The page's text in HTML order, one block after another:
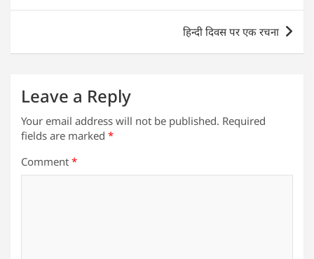
p o
k
n
हिन्दी दिवस पर एक रचना
Leave a Reply
Your email address will not be published. Required
fields are marked *
Comment *